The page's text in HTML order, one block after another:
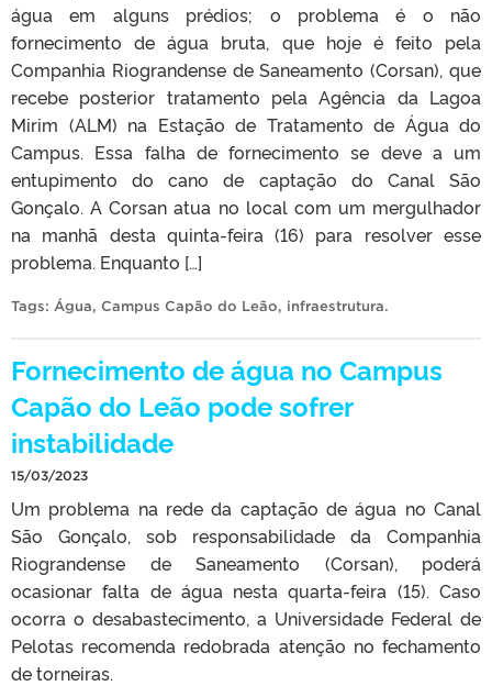
água em alguns prédios; o problema é o não
fornecimento de água bruta, que hoje é feito pela
Companhia Riograndense de Saneamento (Corsan), que
recebe posterior tratamento pela Agência da Lagoa
Mirim (ALM) na Estação de Tratamento de Água do
Campus. Essa falha de fornecimento se deve a um
entupimento do cano de captação do Canal São
Gonçalo. A Corsan atua no local com um mergulhador
na manhã desta quinta-feira (16) para resolver esse
problema. Enquanto […]
Tags: Água, Campus Capão do Leão, infraestrutura.
Fornecimento de água no Campus
Capão do Leão pode sofrer
instabilidade
15/03/2023
Um problema na rede da captação de água no Canal
São Gonçalo, sob responsabilidade da Companhia
Riograndense de Saneamento (Corsan), poderá
ocasionar falta de água nesta quarta-feira (15). Caso
ocorra o desabastecimento, a Universidade Federal de
Pelotas recomenda redobrada atenção no fechamento
de torneiras.